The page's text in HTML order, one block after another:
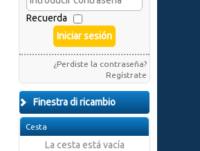
Recuerda
¿Perdiste la contraseña?
Regístrate
Finestra di ricambio
Cesta
La cesta está vacía